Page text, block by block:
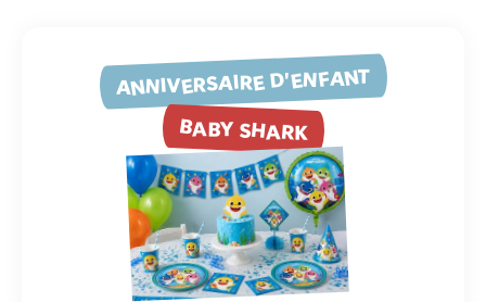
ANNIVERSAIRE D'ENFANT
BABY SHARK